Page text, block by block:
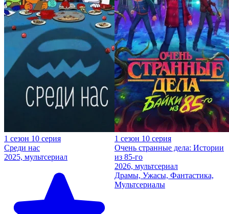
1 сезон 10 серия
Среди нас
2025, мультсериал
1 сезон 10 серия
Очень странные дела: Истории
из 85-го
2026, мультсериал
Драмы, Ужасы, Фантастика,
Мультсериалы